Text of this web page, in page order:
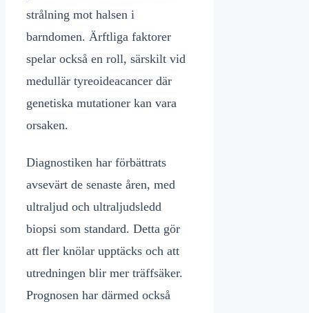
strålning mot halsen i
barndomen. Ärftliga faktorer
spelar också en roll, särskilt vid
medullär tyreoideacancer där
genetiska mutationer kan vara
orsaken.
Diagnostiken har förbättrats
avsevärt de senaste åren, med
ultraljud och ultraljudsledd
biopsi som standard. Detta gör
att fler knölar upptäcks och att
utredningen blir mer träffsäker.
Prognosen har därmed också